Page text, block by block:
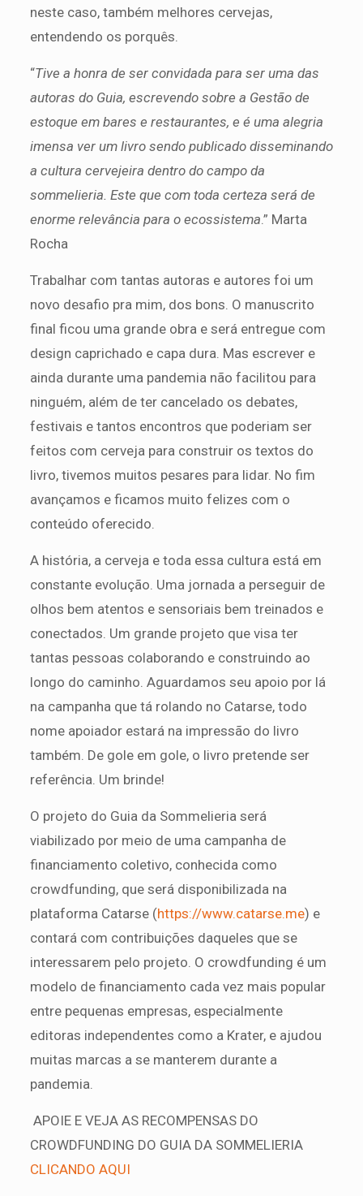
neste caso, também melhores cervejas,
entendendo os porquês.
“Tive a honra de ser convidada para ser uma das
autoras do Guia, escrevendo sobre a Gestão de
estoque em bares e restaurantes, e é uma alegria
imensa ver um livro sendo publicado disseminando
a cultura cervejeira dentro do campo da
sommelieria. Este que com toda certeza será de
enorme relevância para o ecossistema .” Marta
Rocha
Trabalhar com tantas autoras e autores foi um
novo desafio pra mim, dos bons. O manuscrito
final ficou uma grande obra e será entregue com
design caprichado e capa dura. Mas escrever e
ainda durante uma pandemia não facilitou para
ninguém, além de ter cancelado os debates,
festivais e tantos encontros que poderiam ser
feitos com cerveja para construir os textos do
livro, tivemos muitos pesares para lidar. No fim
avançamos e ficamos muito felizes com o
conteúdo oferecido.
A história, a cerveja e toda essa cultura está em
constante evolução. Uma jornada a perseguir de
olhos bem atentos e sensoriais bem treinados e
conectados. Um grande projeto que visa ter
tantas pessoas colaborando e construindo ao
longo do caminho. Aguardamos seu apoio por lá
na campanha que tá rolando no Catarse, todo
nome apoiador estará na impressão do livro
também. De gole em gole, o livro pretende ser
referência. Um brinde!
O projeto do Guia da Sommelieria será
viabilizado por meio de uma campanha de
financiamento coletivo, conhecida como
crowdfunding, que será disponibilizada na
plataforma Catarse (https://www.catarse.me) e
contará com contribuições daqueles que se
interessarem pelo projeto. O crowdfunding é um
modelo de financiamento cada vez mais popular
entre pequenas empresas, especialmente
editoras independentes como a Krater, e ajudou
muitas marcas a se manterem durante a
pandemia.
APOIE E VEJA AS RECOMPENSAS DO
CROWDFUNDING DO GUIA DA SOMMELIERIA
CLICANDO AQUI